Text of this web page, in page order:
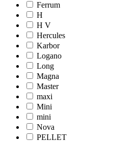
Ferrum
H
H V
Hercules
Karbor
Logano
Long
Magna
Master
maxi
Mini
mini
Nova
PELLET